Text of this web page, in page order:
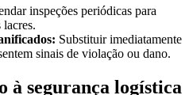
inspeções periódicas para
Substituir imediatamente
sinais de violação ou dano.
à segurança logística